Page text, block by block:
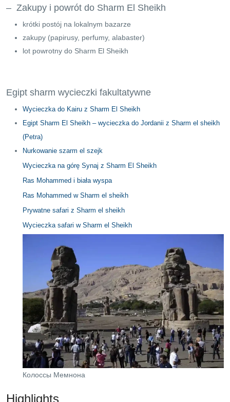
– Zakupy i powrót do Sharm El Sheikh
krótki postój na lokalnym bazarze
zakupy (papirusy, perfumy, alabaster)
lot powrotny do Sharm El Sheikh
Egipt sharm wycieczki fakultatywne
Wycieczka do Kairu z Sharm El Sheikh
Egipt Sharm El Sheikh – wycieczka do Jordanii z Sharm el sheikh
(Petra)
Nurkowanie szarm el szejk
Wycieczka na górę Synaj z Sharm El Sheikh
Ras Mohammed i biała wyspa
Ras Mohammed w Sharm el sheikh
Prywatne safari z Sharm el sheikh
Wycieczka safari w Sharm el Sheikh
Колоссы Мемнона
Highlights